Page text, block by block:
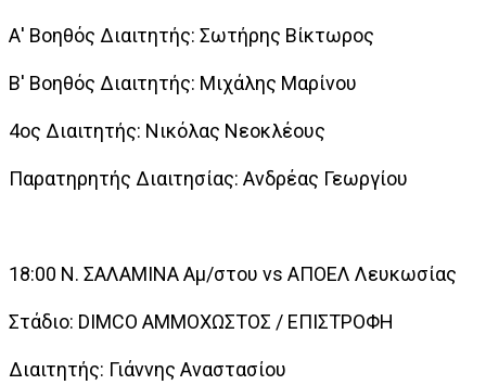
Α' Βοηθός Διαιτητής: Σωτήρης Βίκτωρος
Β' Βοηθός Διαιτητής: Μιχάλης Μαρίνου
4ος Διαιτητής: Nικόλας Νεοκλέους
Παρατηρητής Διαιτησίας: Ανδρέας Γεωργίου
18:00 Ν. ΣΑΛΑΜΙΝΑ Αμ/στου vs ΑΠΟΕΛ Λευκωσίας
Στάδιο: DIMCO ΑΜΜΟΧΩΣΤΟΣ / ΕΠΙΣΤΡΟΦΗ
Διαιτητής: Γιάννης Αναστασίου